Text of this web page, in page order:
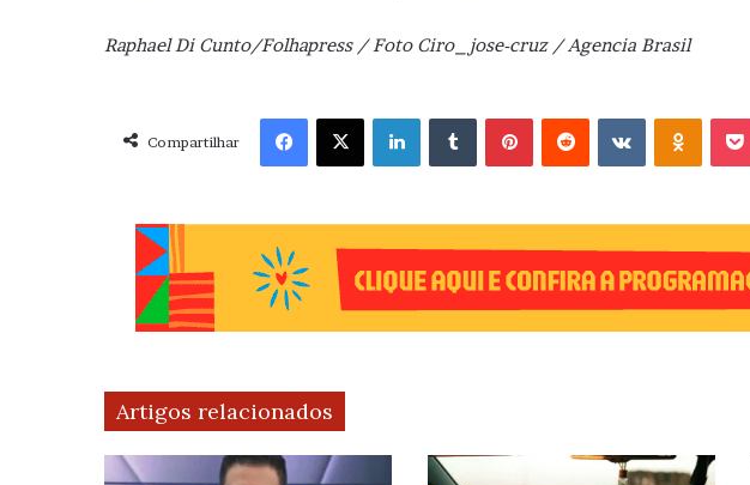
Raphael Di Cunto/Folhapress / Foto Ciro_jose-cruz / Agencia Brasil
Compartilhar
Facebook X Linkedin VK OK
Artigos relacionados